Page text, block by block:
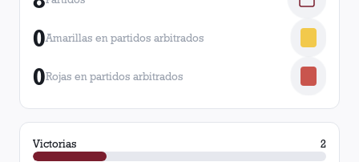
0Amarillas en partidos arbitrados
0Rojas en partidos arbitrados
Victorias
2